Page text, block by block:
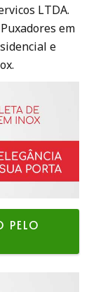
LTDA.
em
e
PELO